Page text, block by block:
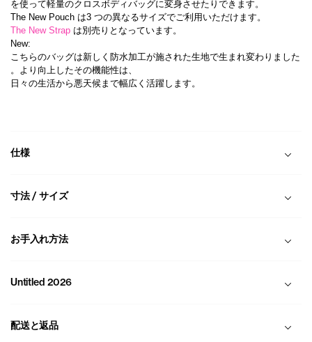
を使って軽量のクロスボディバッグに変身させたりできます。
The New Pouch は3 つの異なるサイズでご利用いただけます。
The New Strapは別売りとなっています。
New:
こちらのバッグは新しく防水加工が施された生地で生まれ変わりました
。より向上したその機能性は、
日々の生活から悪天候まで幅広く活躍します。
仕様
寸法 / サイズ
お手入れ方法
Untitled 2026
配送と返品